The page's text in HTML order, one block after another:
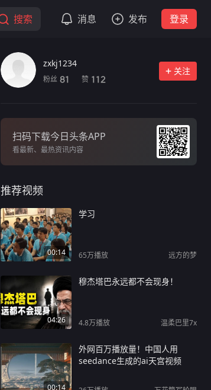
搜索 消息 发布 登录
zxkj1234
粉丝 81 赞 112
关注
扫码下载今日头条APP
看最新、最热资讯内容
推荐视频
00:14
学习
65万播放 远方的梦
04:26
穆杰塔巴永远都不会现身！
4.8万播放 温柔巴里7x
00:14
外网百万播放量！中国人用
seedance生成的ai天宫视频